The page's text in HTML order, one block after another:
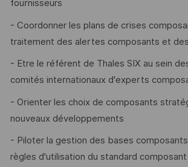
fournisseurs
- Coordonner les plans de crises
traitement des alertes composants et
- Etre le référent de Thales SIX au sein
comités internationaux d'experts
- Orienter les choix de composants
nouveaux développements
- Piloter la gestion des bases
règles d'utilisation du standard composant